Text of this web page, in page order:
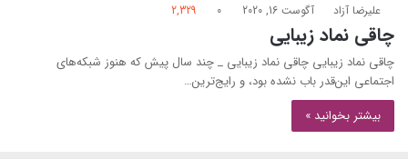
علیرضا آزاد آگوست 16, 2020 0
2,329
چاقی نماد زیبایی
چاقی نماد زیبایی چاقی نماد زیبایی _ چند سال پیش که هنوز شبکه‌های
اجتماعی این‌قدر باب نشده بود، و رايج‌ترين…
بیشتر بخوانید »